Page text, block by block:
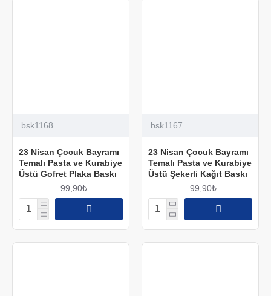
bsk1168
23 Nisan Çocuk Bayramı
Temalı Pasta ve Kurabiye
Üstü Gofret Plaka Baskı
99,90₺
bsk1167
23 Nisan Çocuk Bayramı
Temalı Pasta ve Kurabiye
Üstü Şekerli Kağıt Baskı
99,90₺